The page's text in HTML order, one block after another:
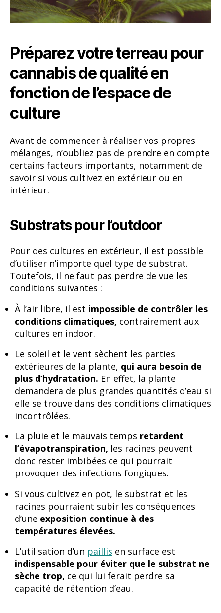
Préparez votre terreau pour
cannabis de qualité en
fonction de l’espace de
culture
Avant de commencer à réaliser vos propres
mélanges, n’oubliez pas de prendre en compte
certains facteurs importants, notamment de
savoir si vous cultivez en extérieur ou en
intérieur.
Substrats pour l’outdoor
Pour des cultures en extérieur, il est possible
d’utiliser n’importe quel type de substrat.
Toutefois, il ne faut pas perdre de vue les
conditions suivantes :
À l’air libre, il est impossible de contrôler les
conditions climatiques, contrairement aux
cultures en indoor.
Le soleil et le vent sèchent les parties
extérieures de la plante, qui aura besoin de
plus d’hydratation. En effet, la plante
demandera de plus grandes quantités d’eau si
elle se trouve dans des conditions climatiques
incontrôlées.
La pluie et le mauvais temps retardent
l’évapotranspiration, les racines peuvent
donc rester imbibées ce qui pourrait
provoquer des infections fongiques.
Si vous cultivez en pot, le substrat et les
racines pourraient subir les conséquences
d’une exposition continue à des
températures élevées.
L’utilisation d’un paillis en surface est
indispensable pour éviter que le substrat ne
sèche trop, ce qui lui ferait perdre sa
capacité de rétention d’eau.